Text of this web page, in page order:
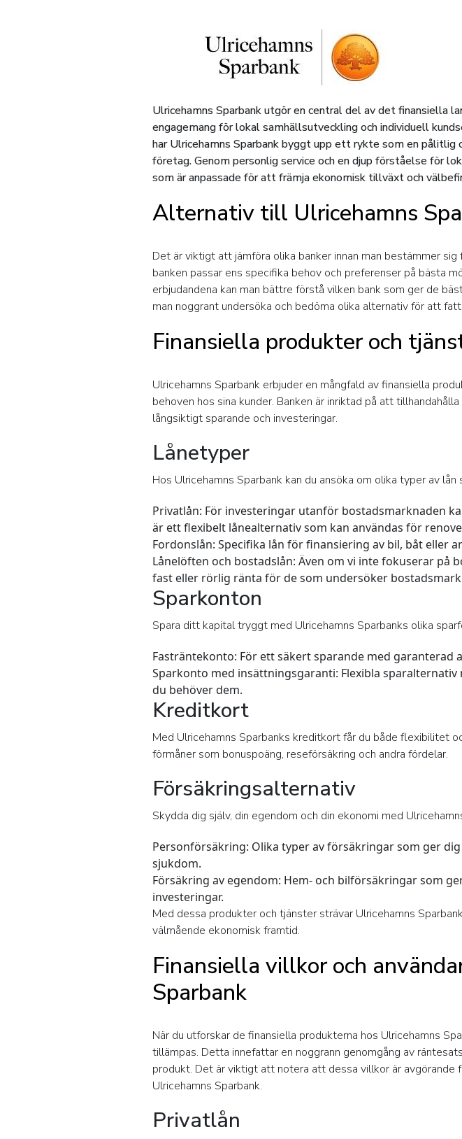
Ulricehamns Sparbank utgör en central del av det finansiella
engagemang för lokal samhällsutveckling och individuell
har Ulricehamns Sparbank byggt upp ett rykte som en
företag. Genom personlig service och en djup förståelse för
som är anpassade för att främja ekonomisk tillväxt och
Alternativ till Ulricehamns
Det är viktigt att jämföra olika banker innan man bestämmer
banken passar ens specifika behov och preferenser på bästa
erbjudandena kan man bättre förstå vilken bank som ger de
man noggrant undersöka och bedöma olika alternativ för att
Finansiella produkter och
Ulricehamns Sparbank erbjuder en mångfald av finansiella
behoven hos sina kunder. Banken är inriktad på att
långsiktigt sparande och investeringar.
Lånetyper
Hos Ulricehamns Sparbank kan du ansöka om olika typer av
Privatlån: För investeringar utanför bostadsmarknaden
är ett flexibelt lånealternativ som kan användas för
Fordonslån: Specifika lån för finansiering av bil, båt eller
Lånelöften och bostadslån: Även om vi inte fokuserar på
fast eller rörlig ränta för de som undersöker
Sparkonton
Spara ditt kapital tryggt med Ulricehamns Sparbanks olika
Fasträntekonto: För ett säkert sparande med garanterad
Sparkonto med insättningsgaranti: Flexibla
du behöver dem.
Kreditkort
Med Ulricehamns Sparbanks kreditkort får du både flexibilitet
förmåner som bonuspoäng, reseförsäkring och andra fördelar.
Försäkringsalternativ
Skydda dig själv, din egendom och din ekonomi med
Personförsäkring: Olika typer av försäkringar som ger
sjukdom.
Försäkring av egendom: Hem- och bilförsäkringar som
investeringar.
Med dessa produkter och tjänster strävar Ulricehamns
välmående ekonomisk framtid.
Finansiella villkor och
Sparbank
När du utforskar de finansiella produkterna hos Ulricehamns
tillämpas. Detta innefattar en noggrann genomgång av
produkt. Det är viktigt att notera att dessa villkor är
Ulricehamns Sparbank.
Privatlån